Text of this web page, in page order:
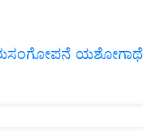
ಯಶೋಗಾಥೆ